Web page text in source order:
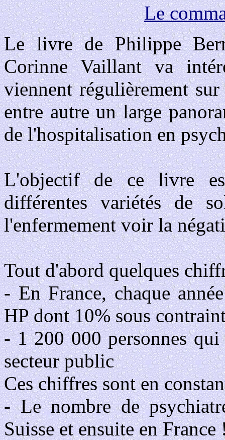
Le
Le livre de Philippe
Corinne Vaillant va
viennent régulièrement
entre autre un large
de l'hospitalisation en
L'objectif de ce livre
différentes variétés de
l'enfermement voir la
Tout d'abord quelques
- En France, chaque
HP dont 10% sous
- 1 200 000 personnes
secteur public
Ces chiffres sont en
- Le nombre de
Suisse et ensuite en France